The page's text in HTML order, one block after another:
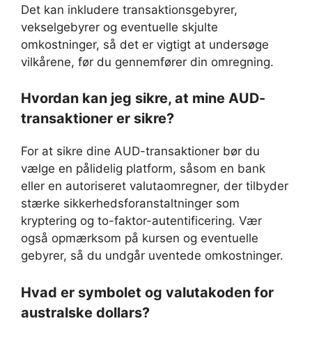
Det kan inkludere transaktionsgebyrer,
vekselgebyrer og eventuelle skjulte
omkostninger, så det er vigtigt at undersøge
vilkårene, før du gennemfører din omregning.
Hvordan kan jeg sikre, at mine AUD-
transaktioner er sikre?
For at sikre dine AUD-transaktioner bør du
vælge en pålidelig platform, såsom en bank
eller en autoriseret valutaomregner, der tilbyder
stærke sikkerhedsforanstaltninger som
kryptering og to-faktor-autentificering. Vær
også opmærksom på kursen og eventuelle
gebyrer, så du undgår uventede omkostninger.
Hvad er symbolet og valutakoden for
australske dollars?